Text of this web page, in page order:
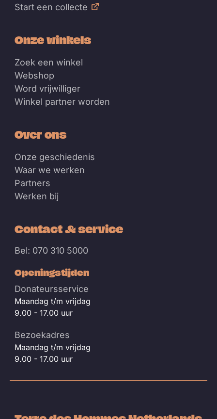
Start een collecte
Onze winkels
Zoek een winkel
Webshop
Word vrijwilliger
Winkel partner worden
Over ons
Onze geschiedenis
Waar we werken
Partners
Werken bij
Contact & service
Bel: 070 310 5000
Openingstijden
Donateursservice
Maandag t/m vrijdag
9.00 - 17.00 uur
Bezoekadres
Maandag t/m vrijdag
9.00 - 17.00 uur